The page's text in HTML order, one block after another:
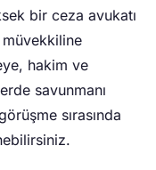
bir ceza avukatı
hakim ve
savunmanı
sırasında